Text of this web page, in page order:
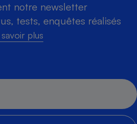
notre newsletter
tests, enquêtes réalisés
plus